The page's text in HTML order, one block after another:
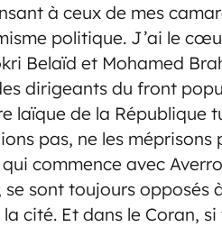
à ceux de mes
politique. J’ai le
Belaïd et Mohamed
dirigeants du front
laïque de la République
pas, ne les méprisons
commence avec
sont toujours opposés
cité. Et dans le Coran,